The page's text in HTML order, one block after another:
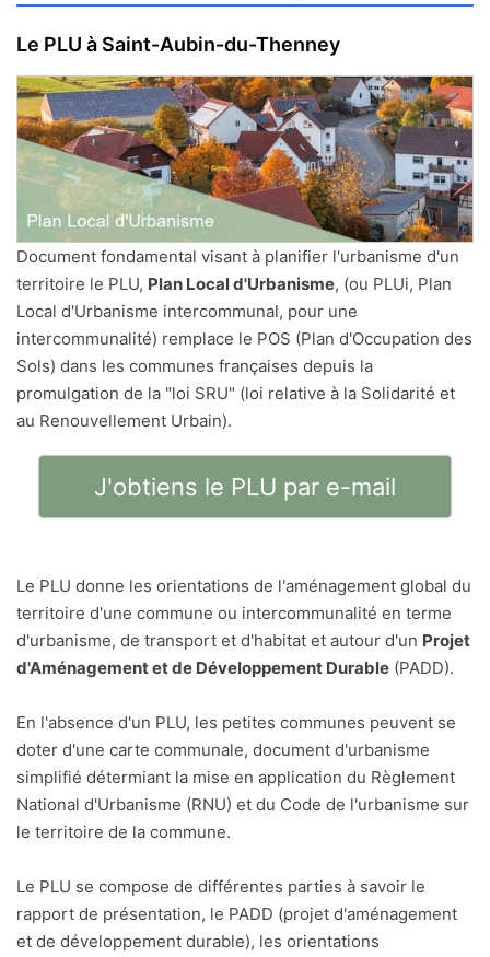
Le PLU à Saint-Aubin-du-Thenney
Document fondamental visant à planifier l'urbanisme d'un
territoire le PLU, Plan Local d'Urbanisme, (ou PLUi, Plan
Local d'Urbanisme intercommunal, pour une
intercommunalité) remplace le POS (Plan d'Occupation des
Sols) dans les communes françaises depuis la
promulgation de la "loi SRU" (loi relative à la Solidarité et
au Renouvellement Urbain).
J'obtiens le PLU par e-mail
Le PLU donne les orientations de l'aménagement global du
territoire d'une commune ou intercommunalité en terme
d'urbanisme, de transport et d'habitat et autour d'un Projet
d'Aménagement et de Développement Durable (PADD).
En l'absence d'un PLU, les petites communes peuvent se
doter d'une carte communale, document d'urbanisme
simplifié détermiant la mise en application du Règlement
National d'Urbanisme (RNU) et du Code de l'urbanisme sur
le territoire de la commune.
Le PLU se compose de différentes parties à savoir le
rapport de présentation, le PADD (projet d'aménagement
et de développement durable), les orientations